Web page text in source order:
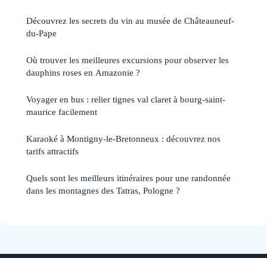
Découvrez les secrets du vin au musée de Châteauneuf-
du-Pape
Où trouver les meilleures excursions pour observer les
dauphins roses en Amazonie ?
Voyager en bus : relier tignes val claret à bourg-saint-
maurice facilement
Karaoké à Montigny-le-Bretonneux : découvrez nos
tarifs attractifs
Quels sont les meilleurs itinéraires pour une randonnée
dans les montagnes des Tatras, Pologne ?